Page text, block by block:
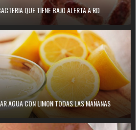
QUE TIENE BAJO ALERTA A RD
AGUA CON LIMON TODAS LAS MAÑANAS